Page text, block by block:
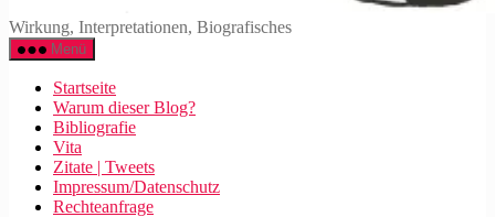
Walter
Mehring
Wirkung, Interpretationen, Biografisches
Menü
Startseite
Warum dieser Blog?
Bibliografie
Vita
Zitate | Tweets
Impressum/Datenschutz
Rechteanfrage